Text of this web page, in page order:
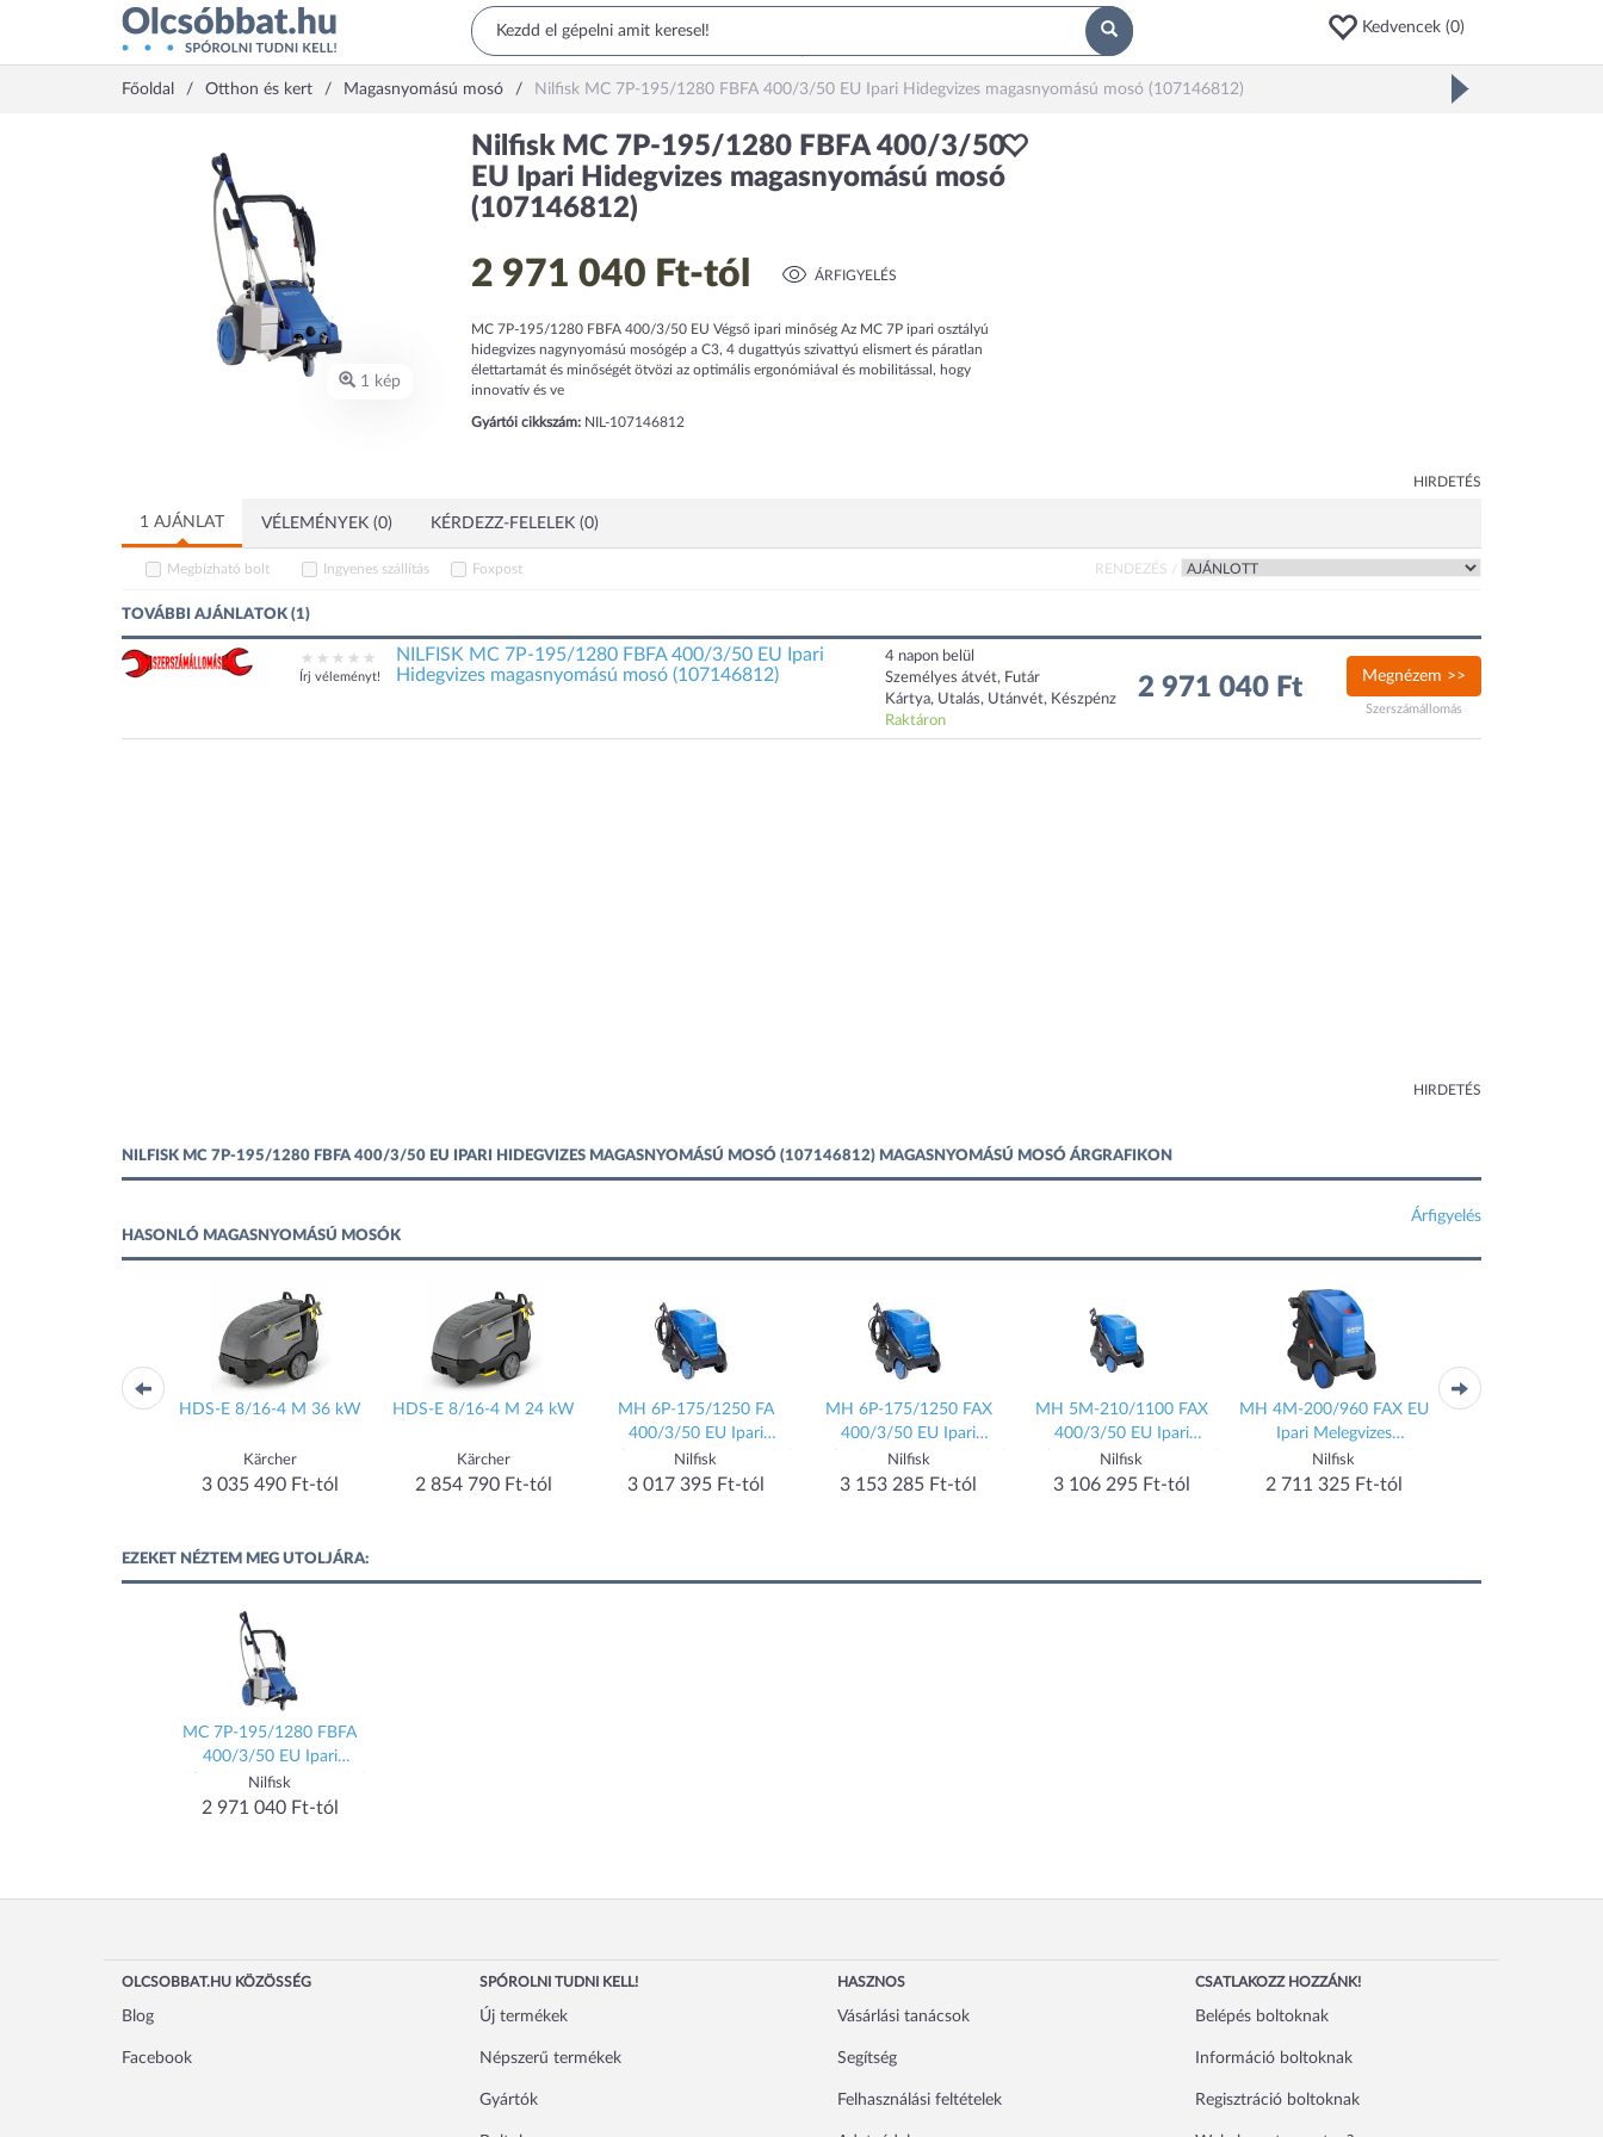
Kedvencek (0)
Főoldal Otthon és kert Magasnyomású mosó Nilfisk MC 7P-195/1280 FBFA 400/3/50 EU Ipari Hidegvizes magasnyomású mosó (107146812)
1 kép
Nilfisk MC 7P-195/1280 FBFA 400/3/50
EU Ipari Hidegvizes magasnyomású mosó
(107146812)
2 971 040 Ft-tól ÁRFIGYELÉS
MC 7P-195/1280 FBFA 400/3/50 EU Végső ipari minőség Az MC 7P ipari osztályú
hidegvizes nagynyomású mosógép a C3, 4 dugattyús szivattyú elismert és páratlan
élettartamát és minőségét ötvözi az optimális ergonómiával és mobilitással, hogy
innovatív és ve
Gyártói cikkszám:NIL-107146812
HIRDETÉS
1 AJÁNLAT VÉLEMÉNYEK (0) KÉRDEZZ-FELELEK (0)
Megbízható bolt Ingyenes szállítás Foxpost RENDEZÉS /
TOVÁBBI AJÁNLATOK (1)
Írj véleményt!
NILFISK MC 7P-195/1280 FBFA 400/3/50 EU Ipari
Hidegvizes magasnyomású mosó (107146812)
4 napon belül
Személyes átvét, Futár
Kártya, Utalás, Utánvét, Készpénz
Raktáron
2 971 040 Ft Megnézem >>
Szerszámállomás
HIRDETÉS
NILFISK MC 7P-195/1280 FBFA 400/3/50 EU IPARI HIDEGVIZES MAGASNYOMÁSÚ MOSÓ (107146812) MAGASNYOMÁSÚ MOSÓ ÁRGRAFIKON
Árfigyelés
HASONLÓ MAGASNYOMÁSÚ MOSÓK
HDS-E 8/16-4 M 36 kW
Kärcher
3 035 490 Ft-tól
HDS-E 8/16-4 M 24 kW
Kärcher
2 854 790 Ft-tól
MH 6P-175/1250 FA
400/3/50 EU Ipari
Melegvizes magasnyomású
mosó (107146960)
Nilfisk
3 017 395 Ft-tól
MH 6P-175/1250 FAX
400/3/50 EU Ipari
Melegvizes magasnyomású
mosó (107146963)
Nilfisk
3 153 285 Ft-tól
MH 5M-210/1100 FAX
400/3/50 EU Ipari
Melegvizes magasnyomású
mosó (107146953)
Nilfisk
3 106 295 Ft-tól
MH 4M-200/960 FAX EU
Ipari Melegvizes
magasnyomású mosó
(107146922)
Nilfisk
2 711 325 Ft-tól
MH 5M-200/960
EZEKET NÉZTEM MEG UTOLJÁRA:
MC 7P-195/1280 FBFA
400/3/50 EU Ipari
Hidegvizes magasnyomású
mosó (107146812)
Nilfisk
2 971 040 Ft-tól
OLCSOBBAT.HU KÖZÖSSÉG
Blog
Facebook
SPÓROLNI TUDNI KELL!
Új termékek
Népszerű termékek
Gyártók
HASZNOS
Vásárlási tanácsok
Segítség
Felhasználási feltételek
CSATLAKOZZ HOZZÁNK!
Belépés boltoknak
Információ boltoknak
Regisztráció boltoknak